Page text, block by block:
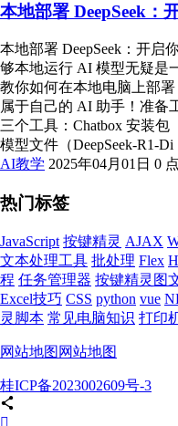
本地部署 DeepSeek：
本地部署 DeepSeek：开启
够本地运行 AI 模型无疑是
教你如何在本地电脑上部署
属于自己的 AI 助手！准备
三个工具：Chatbox 安装包
模型文件（DeepSeek-R1-Di
AI教学 2025年04月01日 0
热门标签
JavaScript 按键精灵 AJAX
文本处理工具 批处理 Flex
程 任务管理器 按键精灵图
Excel技巧 CSS python vue
灵脚本 常见电脑知识 打印
网站地图 网站地图
桂ICP备2023002609号-3